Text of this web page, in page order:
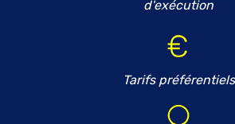
d'exécution
Tarifs préférentiels